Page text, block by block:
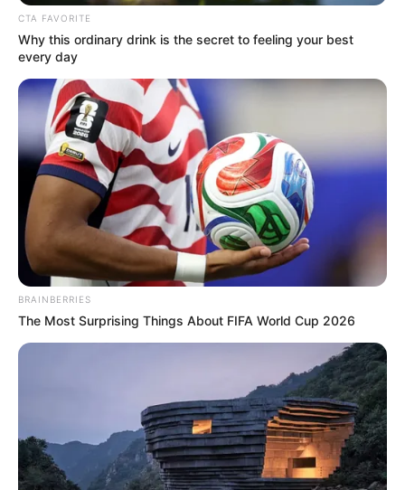
CTA FAVORITE
Why this ordinary drink is the secret to feeling your best
every day
BRAINBERRIES
The Most Surprising Things About FIFA World Cup 2026